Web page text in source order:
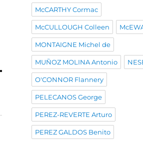
McCARTHY Cormac
McCULLOUGH Colleen
MONTAIGNE Michel de
MUÑOZ MOLINA Antonio
O'CONNOR Flannery
PELECANOS George
PEREZ-REVERTE Arturo
PEREZ GALDOS Benito